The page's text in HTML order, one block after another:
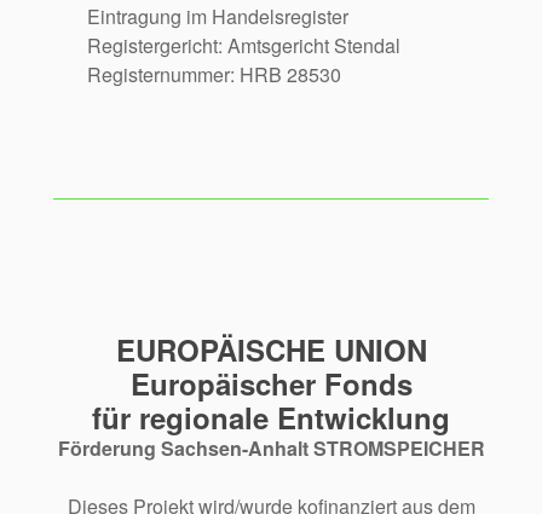
Eintragung im Handelsregister
Registergericht: Amtsgericht Stendal
Registernummer: HRB 28530
EUROPÄISCHE UNION
Europäischer Fonds
für regionale Entwicklung
Förderung Sachsen-Anhalt STROMSPEICHER
Dieses Projekt wird/wurde kofinanziert aus dem